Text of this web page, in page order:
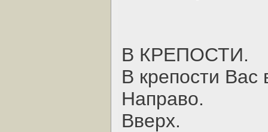
В КРЕПОСТИ.
В крепости Вас
Hаправо.
Вверх.